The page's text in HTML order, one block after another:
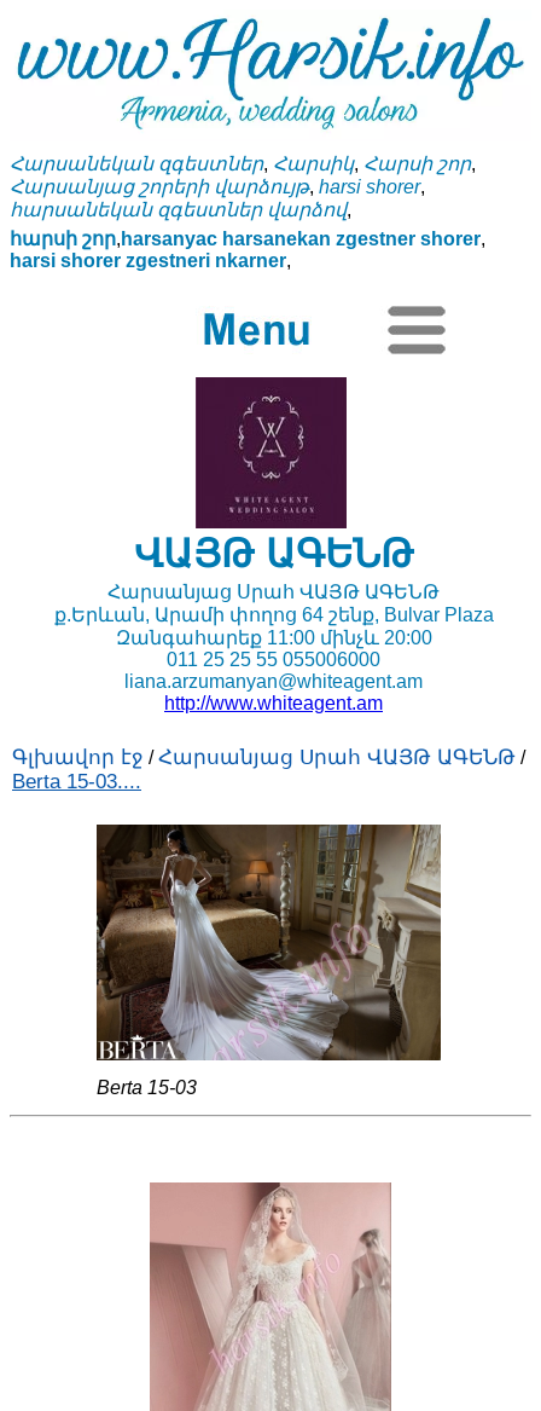
Հարսանեկան զգեստներ, Հարսիկ, Հարսի շոր,
Հարսանյաց շորերի վարձույթ, harsi shorer,
հարսանեկան զգեստներ վարձով,
հարսի շոր, harsanyac harsanekan zgestner shorer,
harsi shorer zgestneri nkarner,
ՎԱՅԹ ԱԳԵՆԹ
Հարսանյաց Սրահ ՎԱՅԹ ԱԳԵՆԹ
ք.Երևան, Արամի փողոց 64 շենք, Bulvar Plaza
Զանգահարեք 11:00 մինչև 20:00
011 25 25 55 055006000
liana.arzumanyan@whiteagent.am
http://www.whiteagent.am
Գլխավոր էջ /Հարսանյաց Սրահ ՎԱՅԹ ԱԳԵՆԹ /
Berta 15-03....
Berta 15-03